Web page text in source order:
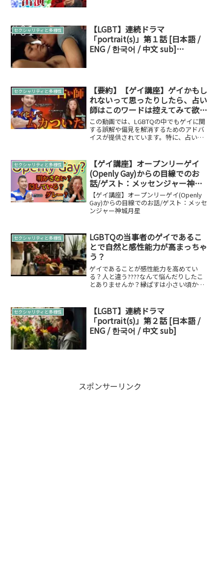
セクシャリティと多様性
【LGBT】連続ドラマ
「portrait(s)」第１話 [日本語 /
ENG / 한국어 / 中文 sub]
セクシャリティと多様性
【要約】【ゲイ講座】ゲイかもし
れないって思ったりしたら、占い
師はこのワードは控えてみて欲し
い（体験して嫌な思いした話）/
ゲスト：メッセンジャー神城月星
​この動画では、LGBTQの中でもゲイに関
する誤解や偏見を解消するためのアドバ
イスが提供されています。​特に、占い師
ながら対応する重要性を強調していま
す。ポイント☆ゲイ...
セクシャリティと多様性
【ゲイ講座】オープンリーゲイ
(Openly Gay)からの目線でのお
話/ゲスト：メッセンジャー神城
月星
【ゲイ講座】オープンリーゲイ(Openly
Gay)からの目線でのお話/ゲスト：メッセ
ンジャー神城月星
セクシャリティと多様性
LGBTQの当事者のゲイであるこ
とで自然と感性能力が高まっちゃ
う？
ゲイであることが感性能力を高めてい
る？人と違う????なんて悩んだりしたこ
とありませんか？縁ぱすは小さい頃から
かにわかってしまうこと。本来の自分の
気持ちに嘘をついて...
セクシャリティと多様性
【LGBT】連続ドラマ
「portrait(s)」第２話 [日本語 /
ENG / 한국어 / 中文 sub]
スポンサーリンク